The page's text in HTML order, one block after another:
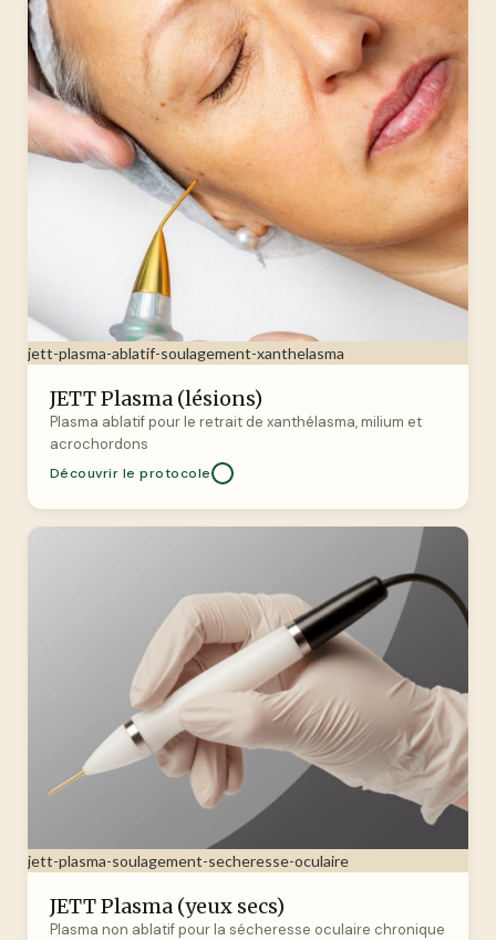
jett-plasma-ablatif-soulagement-xanthelasma
JETT Plasma (lésions)
Plasma ablatif pour le retrait de xanthélasma, milium et
acrochordons
Découvrir le protocole
jett-plasma-soulagement-secheresse-oculaire
JETT Plasma (yeux secs)
Plasma non ablatif pour la sécheresse oculaire chronique